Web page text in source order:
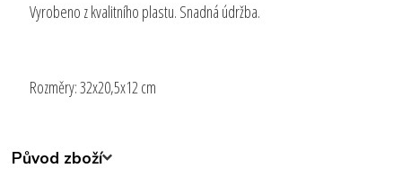
Vyrobeno z kvalitního plastu. Snadná údržba.
Rozměry: 32x20,5x12 cm
Původ zboží